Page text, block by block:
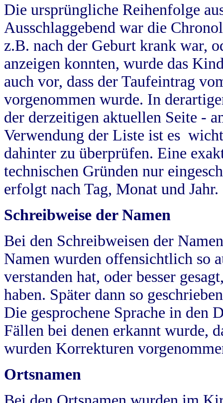
Die ursprüngliche Reihenfolge
Ausschlaggebend war die
z.B. nach der Geburt krank war,
anzeigen konnten, wurde das
auch vor, dass der Taufeintrag
vorgenommen wurde. In
der derzeitigen aktuellen Seite -
Verwendung der Liste ist es
dahinter zu überprüfen. Eine
technischen Gründen nur
erfolgt nach Tag, Monat und Jahr.
Schreibweise der Namen
Bei den Schreibweisen der
Namen wurden offensichtlich so
verstanden hat, oder besser
haben. Später dann so
Die gesprochene Sprache in
Fällen bei denen erkannt wurde,
wurden Korrekturen
Ortsnamen